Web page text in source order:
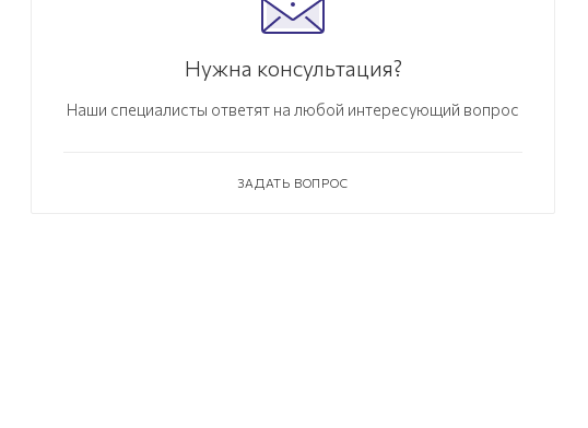
Нужна консультация?
Наши специалисты ответят на любой интересующий вопрос
ЗАДАТЬ ВОПРОС